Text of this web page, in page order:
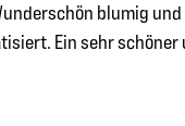
blumig
Ein sehr